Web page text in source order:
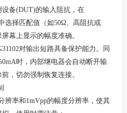
设备(DUT)的输入阻抗，在
选择匹配值（如50Ω、高阻抗或
幕上显示的幅度准确。
对输出短路具备保护能力。同
时，内部继电器会自动断开输
，切勿强制恢复连接。
辨率和1mVpp的幅度分辨率，使其